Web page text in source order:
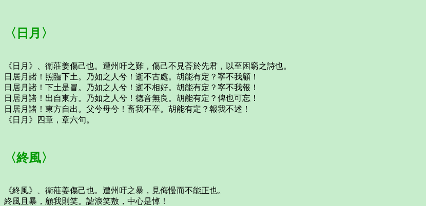
〈日月〉
《日月》、衛莊姜傷己也。遭州吁之難，傷己不見荅於先君，以至困窮之詩也。
日居月諸！照臨下土。乃如之人兮！逝不古處。胡能有定？寧不我顧！
日居月諸！下土是冒。乃如之人兮！逝不相好。胡能有定？寧不我報！
日居月諸！出自東方。乃如之人兮！德音無良。胡能有定？俾也可忘！
日居月諸！東方自出。父兮母兮！畜我不卒。胡能有定？報我不述！
《日月》四章，章六句。
〈終風〉
《終風》、衛莊姜傷己也。遭州吁之暴，見侮慢而不能正也。
終風且暴，顧我則笑。謔浪笑敖，中心是悼！